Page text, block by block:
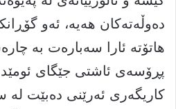
دەوڵەتەکان هەیە، ئەو
هاتۆتە ئارا سەبارەت بە
پڕۆسەى ئاشتى جێگاى ئومێد
کاریگەرى ئەرێنى دەبێت لە